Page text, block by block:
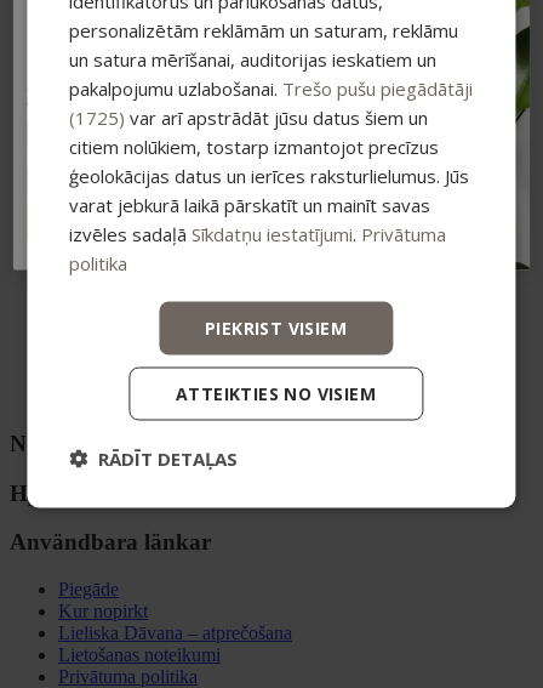
Higiēnai
Ziepes
Intīmai higiēnai
Komplekti
Dāvanu komplekti
Sejas ādai
Ķermenim
Higiēnai
Vannai un SPA
Kolekcijas
DERMA+
Smiltsērkšķu līnija
Ikdienas kopšanas līnija sejai
Home SPA
Piedāvājumi
Noderīgas saites
Hyödylliset sivustot
Användbara länkar
Piegāde
Kur nopirkt
Lieliska Dāvana – atprečošana
Lietošanas noteikumi
Privātuma politika
personalizētām reklāmām un saturam, reklāmu
un satura mērīšanai, auditorijas ieskatiem un
pakalpojumu uzlabošanai. Trešo pušu piegādātāji
(1725) var arī apstrādāt jūsu datus šiem un
citiem nolūkiem, tostarp izmantojot precīzus
ģeolokācijas datus un ierīces raksturlielumus. Jūs
varat jebkurā laikā pārskatīt un mainīt savas
izvēles sadaļāSīkdatņu iestatījumi. Privātuma
politika
PIEKRIST VISIEM
ATTEIKTIES NO VISIEM
RĀDĪT DETAĻAS
-15% ATLAIDE!
Pieraksties jaunumiem un saņem īpašu
atlaidi savam pirmajam pasūtījumam.
Atlaide summējas ar esošajiem piedāvājumiem
pirkumiem virs 25 €
ABONĒT